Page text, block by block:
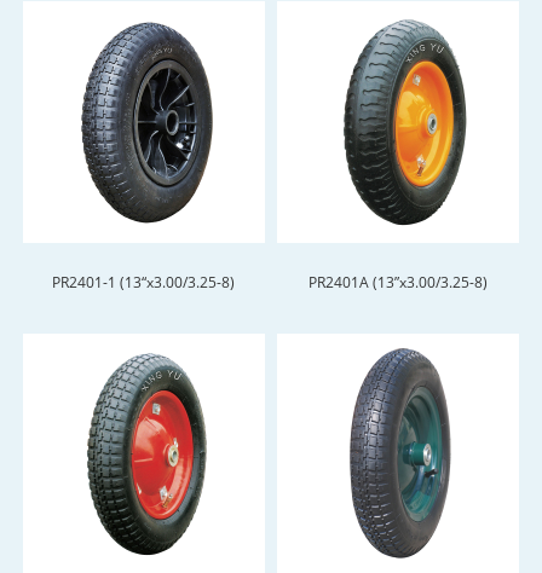
PR2401-1 (13“x3.00/3.25-8) PR2401A (13”x3.00/3.25-8)